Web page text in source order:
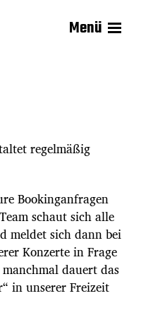
Menü
regelmäßig
Bookinganfragen
schaut sich alle
meldet sich dann bei
Konzerte in Frage
dauert das
in unserer Freizeit